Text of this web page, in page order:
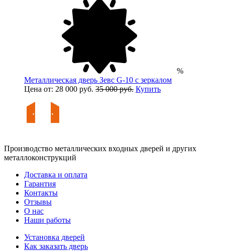
%
Металлическая дверь Зевс G-10 с зеркалом
Цена от: 28 000 руб. 35 000 руб. Купить
Производство металлических входных дверей и других
металлоконструкций
Доставка и оплата
Гарантия
Контакты
Отзывы
О нас
Наши работы
Установка дверей
Как заказать дверь